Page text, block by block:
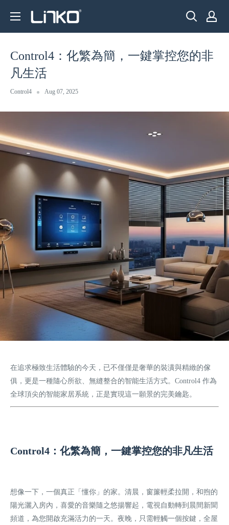
content
LINKO
LIMITED
Control4：化繁為簡，一鍵掌控您的非
凡生活
Control4 Aug 07, 2025
在追求極致生活體驗的今天，已不僅僅是奢華的裝潢與精緻的傢
俱，更是一種隨心所欲、無縫整合的智能生活方式。Control4 作為
全球頂尖的智能家居系統，正是實現這一願景的完美鑰匙。
Control4：化繁為簡，一鍵掌控您的非凡生活
想像一下，一個真正「懂你」的家。清晨，窗簾輕柔拉開，和煦的
陽光灑入房內，喜愛的音樂隨之悠揚響起，電視自動轉到晨間新聞
頻道，為您開啟充滿活力的一天。夜晚，只需輕觸一個按鍵，全屋